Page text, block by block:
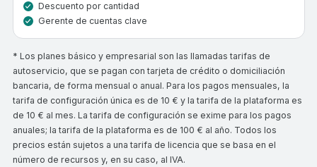
Descuento por cantidad
Gerente de cuentas clave
* Los planes básico y empresarial son las llamadas tarifas de
autoservicio, que se pagan con tarjeta de crédito o domiciliación
bancaria, de forma mensual o anual. Para los pagos mensuales, la
tarifa de configuración única es de 10 € y la tarifa de la plataforma es
de 10 € al mes. La tarifa de configuración se exime para los pagos
anuales; la tarifa de la plataforma es de 100 € al año. Todos los
precios están sujetos a una tarifa de licencia que se basa en el
número de recursos y, en su caso, al IVA.